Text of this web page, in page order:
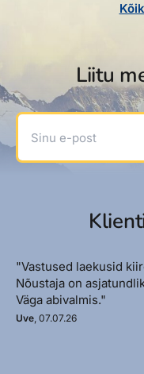
Liitu
Sinu e-post
"Vastused laekusid
Nõustaja on
Väga abivalmis."
Uve, 07.07.26